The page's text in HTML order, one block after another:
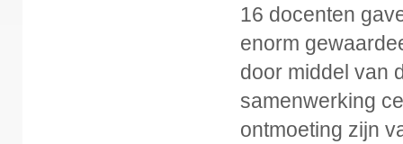
16 docenten
enorm
door middel van
samenwerking
ontmoeting zijn